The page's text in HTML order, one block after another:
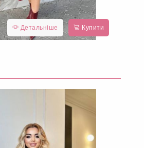
Детальніше Купити